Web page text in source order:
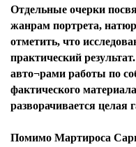
Отдельные очерки
жанрам портрета,
отметить, что
практический
авто¬рами работы по
фактического
разворачивается целая
Помимо Мартироса